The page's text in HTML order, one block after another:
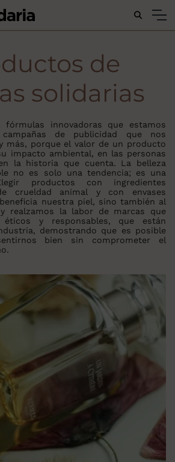
Buscar...
de
solidarias
fórmulas innovadoras que estamos
campañas de publicidad que nos
más, porque el valor de un producto
impacto ambiental, en las personas
la historia que cuenta. La belleza
no es solo una tendencia; es una
productos con ingredientes
crueldad animal y con envases
nuestra piel, sino también al
realzamos la labor de marcas que
éticos y responsables, que están
demostrando que es posible
bien sin comprometer el